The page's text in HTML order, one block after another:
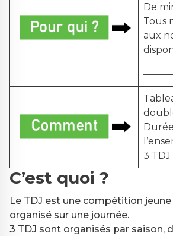
De
Tous
aux
3 TDJ
C’est quoi ?
Le TDJ est une compétition
organisé sur une journée.
3 TDJ sont organisés par saison,